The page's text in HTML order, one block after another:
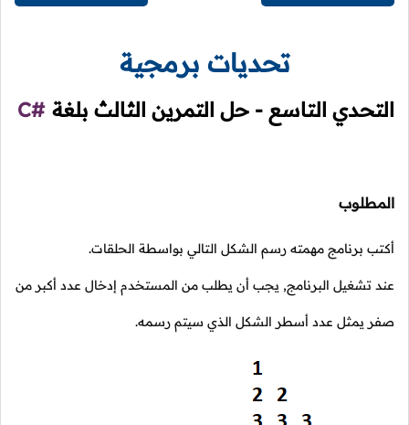
تحديات برمجية
التحدي التاسع - حل التمرين الثالث بلغة C#
المطلوب
أكتب برنامج مهمته رسم الشكل التالي بواسطة الحلقات.
عند تشغيل البرنامج, يجب أن يطلب من المستخدم إدخال عدد أكبر من
صفر يمثل عدد أسطر الشكل الذي سيتم رسمه.